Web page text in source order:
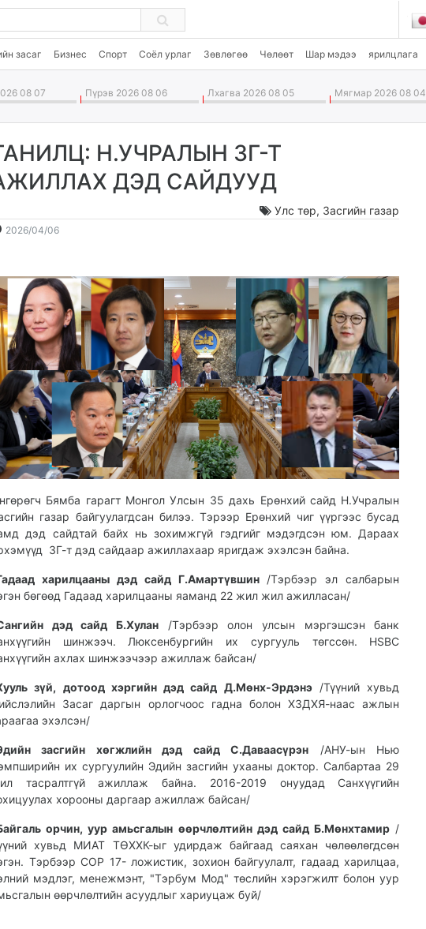
засаг Бизнес Спорт Соёл урлаг Зөвлөгөө Чөлөөт Шар мэдээ ярилцлага
08 07 Пүрэв 2026 08 06 Лхагва 2026 08 05 Мягмар 2026 08 04
Н.УЧРАЛЫН ЗГ-Т
ДЭД САЙДУУД
Улс төр, Засгийн газар
2026/04/062026-
14:50:43
2026-
20:13:08
Бямба гарагт Монгол Улсын 35 дахь Ерөнхий сайд Н.Учралын
газар байгуулагдсан билээ. Тэрээр Ерөнхий чиг үүргээс бусад
дэд сайдтай байх нь зохимжгүй гэдгийг мэдэгдсэн юм. Дараах
ЗГ-т дэд сайдаар ажиллахаар яригдаж эхэлсэн байна.
харилцааны дэд сайд Г.Амартүвшин/Тэрбээр эл салбарын
бөгөөд Гадаад харилцааны яаманд 22 жил жил ажилласан/
дэд сайд Б.Хулан/Тэрбээр олон улсын мэргэшсэн банк
шинжээч. Люксенбургийн их сургууль төгссөн. HSBC
ахлах шинжээчээр ажиллаж байсан/
зүй, дотоод хэргийн дэд сайд Д.Мөнх-Эрдэнэ/Түүний хувьд
Засаг даргын орлогчоос гадна болон ХЗДХЯ-наас ажлын
эхэлсэн/
засгийн хөгжлийн дэд сайд С.Даваасүрэн /АНУ-ын Нью
их сургуулийн Эдийн засгийн ухааны доктор. Салбартаа 29
тасралтгүй ажиллаж байна. 2016-2019 онуудад Санхүүгийн
хорооны даргаар ажиллаж байсан/
орчин, уур амьсгалын өөрчлөлтийн дэд сайд Б.Мөнхтамир /
хувьд МИАТ ТӨХХК-ыг удирдаж байгаад саяхан чөлөөлөгдсөн
Тэрбээр COP 17- ложистик, зохион байгуулалт, гадаад харилцаа,
мэдлэг, менежмэнт, "Тэрбум Мод" төслийн хэрэгжилт болон уур
өөрчлөлтийн асуудлыг хариуцаж буй/